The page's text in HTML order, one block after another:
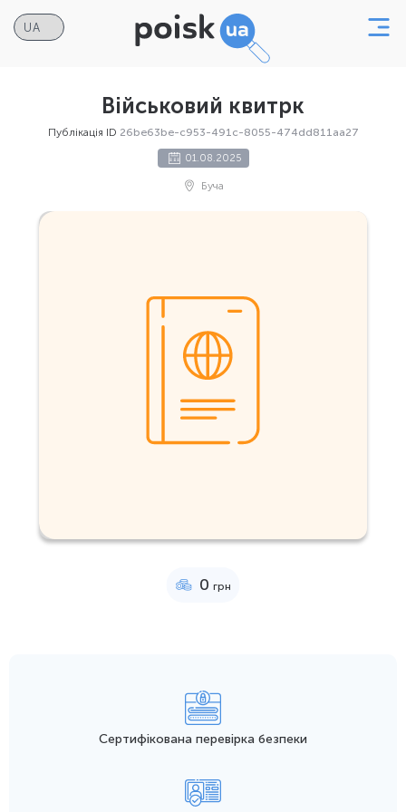
Військовий квитрк
Публікація ID 26be63be-c953-491c-8055-474dd811aa27
01.08.2025
Буча
0 грн
Сертифікована перевірка безпеки